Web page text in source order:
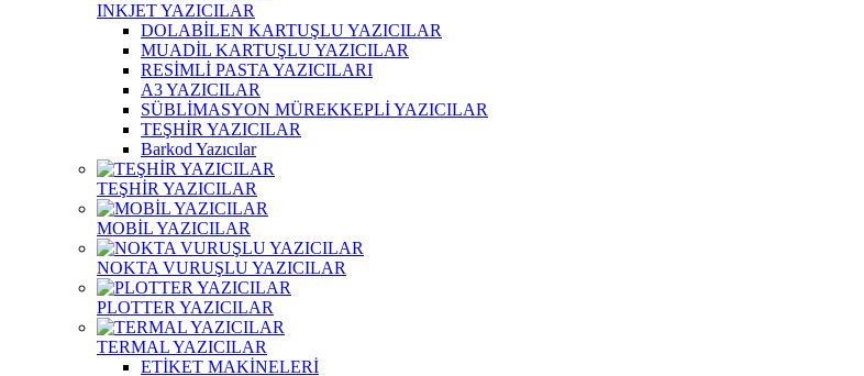
INKJET YAZICILAR
DOLABİLEN KARTUŞLU YAZICILAR
MUADİL KARTUŞLU YAZICILAR
RESİMLİ PASTA YAZICILARI
A3 YAZICILAR
SÜBLİMASYON MÜREKKEPLİ YAZICILAR
TEŞHİR YAZICILAR
Barkod Yazıcılar
TEŞHİR YAZICILAR
MOBİL YAZICILAR
NOKTA VURUŞLU YAZICILAR
PLOTTER YAZICILAR
TERMAL YAZICILAR
ETİKET MAKİNELERİ